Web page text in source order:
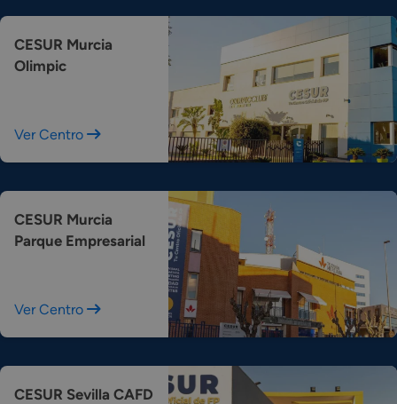
CESUR Murcia
Olimpic
Ver Centro
CESUR Murcia
Parque Empresarial
Ver Centro
CESUR Sevilla CAFD